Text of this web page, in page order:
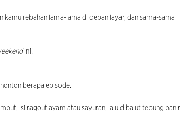
rebahan lama-lama di depan layar, dan sama-sama
ini!
berapa episode.
isi ragout ayam atau sayuran, lalu dibalut tepung panir